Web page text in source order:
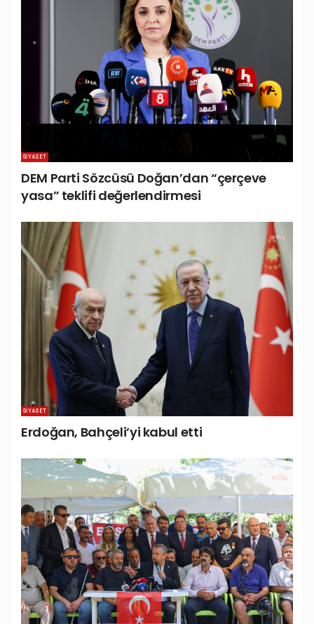
SIYASET
DEM Parti Sözcüsü Doğan’dan “çerçeve
yasa” teklifi değerlendirmesi
SIYASET
Erdoğan, Bahçeli’yi kabul etti